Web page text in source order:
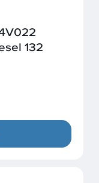
132